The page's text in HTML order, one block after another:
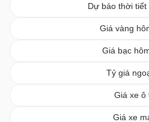
Dự báo thời tiết
Giá vàng
Giá bạc
Tỷ giá
Giá xe ô
Giá xe